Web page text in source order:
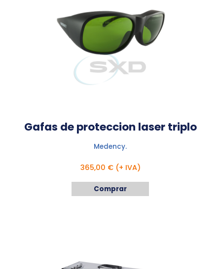
Gafas de proteccion laser triplo
Medency.
365,00 € (+ IVA)
Comprar